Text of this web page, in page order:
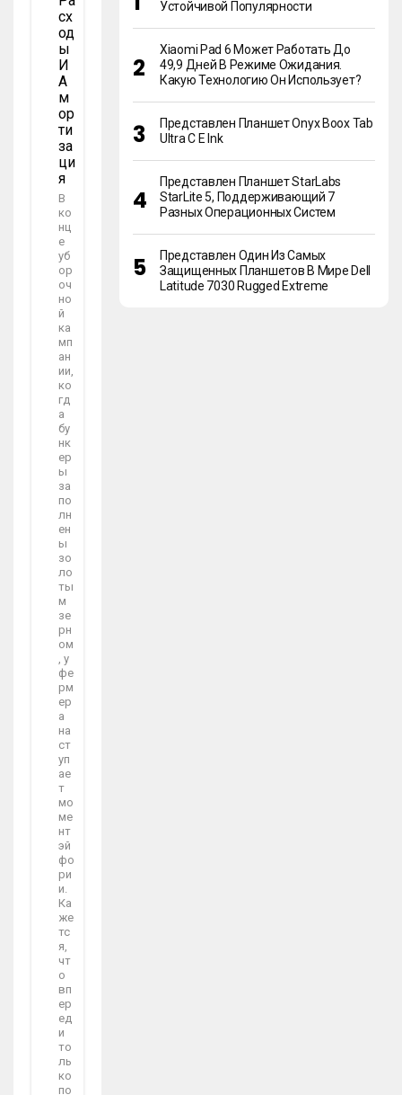
Сх
Од
Ы
И
А
М
Ор
Ти
За
Ци
Я
В
ко
нц
е
уб
ор
оч
но
й
ка
мп
ан
ии,
ко
гд
а
бу
нк
ер
ы
за
по
лн
ен
ы
зо
ло
ты
м
зе
рн
ом
, у
фе
рм
ер
а
на
ст
уп
ае
т
мо
ме
нт
эй
фо
ри
и.
Ка
же
тс
я,
чт
о
вп
ер
ед
и
то
ль
ко
по
Устойчивой Популярности
Xiaomi Pad 6 Может Работать До
49,9 Дней В Режиме Ожидания.
Какую Технологию Он Использует?
Представлен Планшет Onyx Boox Tab
Ultra C E Ink
Представлен Планшет StarLabs
StarLite 5, Поддерживающий 7
Разных Операционных Систем
Представлен Один Из Самых
Защищенных Планшетов В Мире Dell
Latitude 7030 Rugged Extreme